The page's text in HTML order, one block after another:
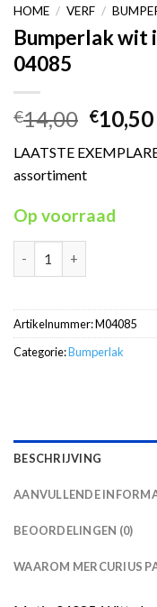
HOME / VERF /
Bumperlak wit
04085
€14,00
prijs
was:
€10,50
LAATSTE
assortiment
Op voorraad
Artikelnummer:M04085
Categorie:Bumperlak
BESCHRIJVING
AANVULLENDE
BEOORDELINGEN (0)
WAAROM MERCURIUS